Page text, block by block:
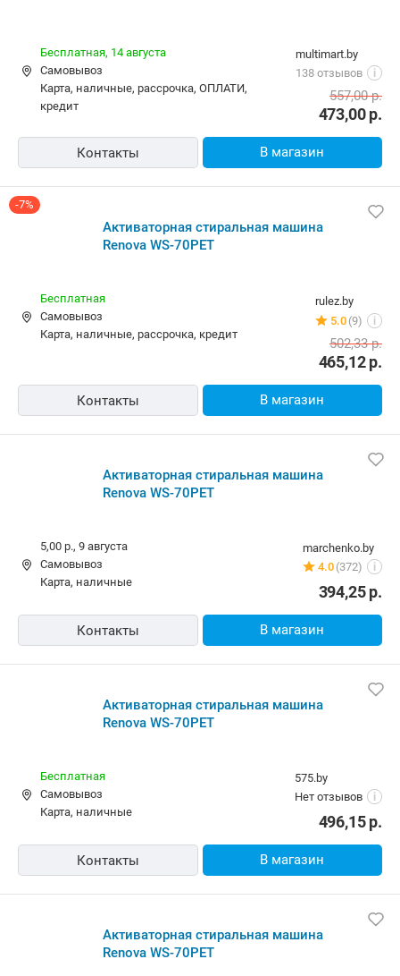
multimart.by
138 отзывов
i
Бесплатная, 14 августа
Самовывоз
карта, наличные, рассрочка, ОПЛАТИ,
кредит
473,00р.
557,00р.
Контакты В магазин
-7%
Активаторная стиральная машина
Renova WS-70PET
rulez.by
5.0 (9) i
Бесплатная
Самовывоз
карта, наличные, рассрочка, кредит
465,12р.
502,33р.
Контакты В магазин
Активаторная стиральная машина
Renova WS-70PET
marchenko.by
4.0 (372) i
5,00 р., 9 августа
Самовывоз
карта, наличные
394,25р.
Контакты В магазин
Активаторная стиральная машина
Renova WS-70PET
575.by
Нет отзывов
i
Бесплатная
Самовывоз
карта, наличные
496,15р.
Контакты В магазин
Активаторная стиральная машина
Renova WS-70PET